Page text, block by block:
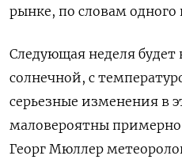
рынке, по словам одного
Следующая неделя будет
солнечной, с
серьезные изменения в
маловероятны примерно
Георг Мюллер